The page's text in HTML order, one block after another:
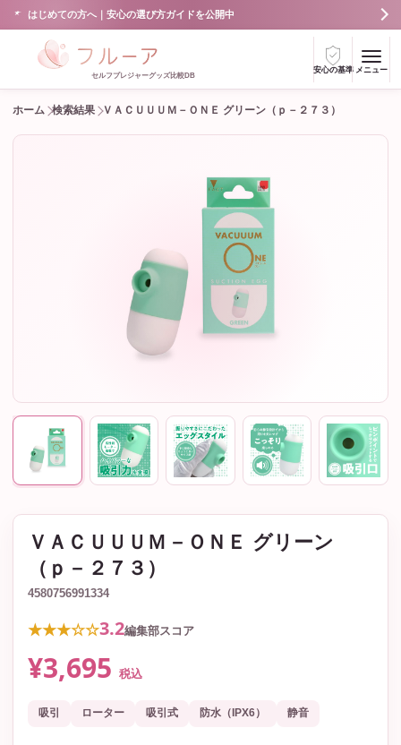
はじめての方へ｜安心の選び方ガイドを公開中
セルフプレジャーグッズ比較DB
安心の基準 メニュー
ホーム 検索結果 ＶＡＣＵＵＵＭ－ＯＮＥ グリーン（ｐ－２７３）
ＶＡＣＵＵＵＭ－ＯＮＥ グリーン
（ｐ－２７３）
4580756991334
★★★☆☆3.2編集部スコア
¥3,695 税込
吸引 ローター 吸引式 防水（IPX6） 静音